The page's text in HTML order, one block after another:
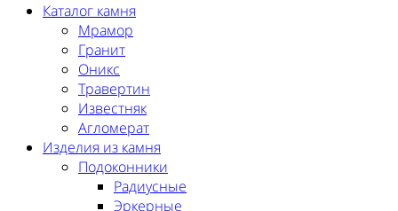
Каталог камня
Мрамор
Гранит
Оникс
Травертин
Известняк
Агломерат
Изделия из камня
Подоконники
Радиусные
Эркерные